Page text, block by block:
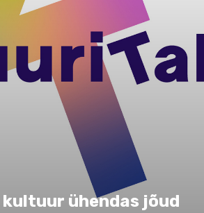
kultuur ühendas jõud